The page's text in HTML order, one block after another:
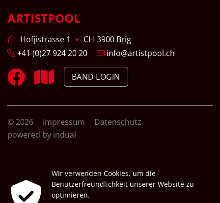
ARTISTPOOL
Hofjistrasse 1
CH-3900 Brig
+41 (0)27 924 20 20
info@artistpool.ch
BAND LOGIN
© 2026 Impressum
Datenschutz
powered by indual
Wir verwenden Cookies, um die
Benutzerfreundlichkeit unserer Website zu
optimieren.